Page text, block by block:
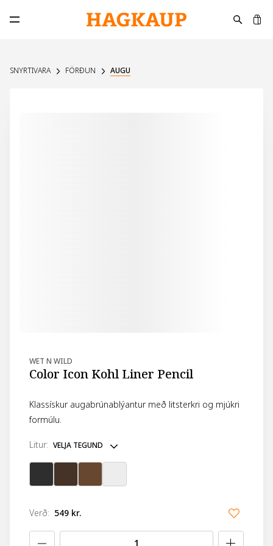
Opna aðalvalmynd
SNYRTIVARA FÖRÐUN AUGU
WET N WILD
Color Icon Kohl Liner Pencil
Klassískur augabrúnablýantur með litsterkri og mjúkri
formúlu.
litur: VELJA TEGUND
Verð: 549 kr.